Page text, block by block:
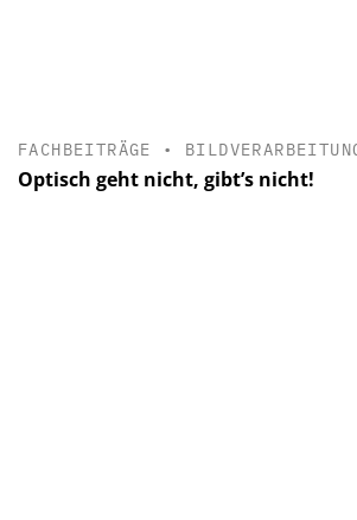
FACHBEITRÄGE •
Optisch geht nicht, gibt’s nicht!